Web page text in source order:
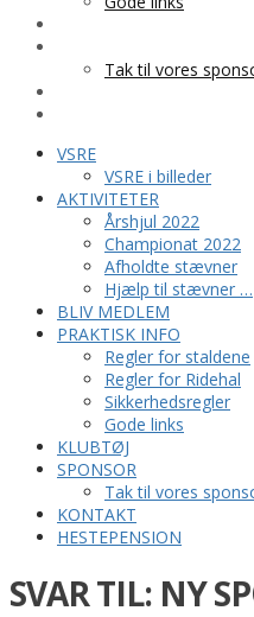
Tak til vores
VSRE
VSRE i billeder
AKTIVITETER
Årshjul 2022
Championat 2022
Afholdte stævner
Hjælp til stævner …
BLIV MEDLEM
PRAKTISK INFO
Regler for staldene
Regler for Ridehal
Sikkerhedsregler
Gode links
KLUBTØJ
SPONSOR
Tak til vores
KONTAKT
HESTEPENSION
SVAR TIL: NY